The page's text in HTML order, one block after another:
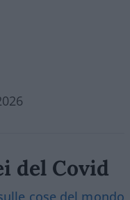
del Covid